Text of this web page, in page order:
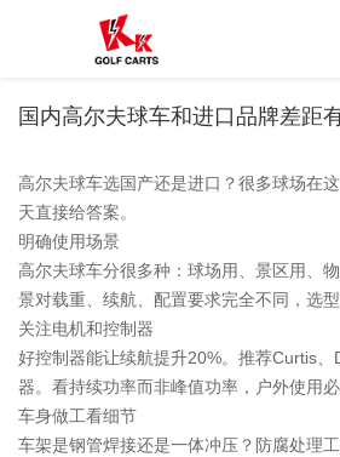
国内高尔夫球车和进口品牌差距
高尔夫球车选国产还是进口？很多球场在
天直接给答案。
明确使用场景
高尔夫球车分很多种：球场用、景区用、
景对载重、续航、配置要求完全不同，选型
关注电机和控制器
好控制器能让续航提升20%。推荐Curtis、
器。看持续功率而非峰值功率，户外使用必
车身做工看细节
车架是钢管焊接还是一体冲压？防腐处理